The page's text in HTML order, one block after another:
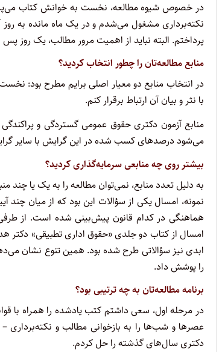
در خصوص شیوه مطالعه، نخست به خوانش کتاب
نکته‌برداری مشغول می‌شدم و در یک ماه مانده به روز
پرداختم. البته نباید از اهمیت مرور مطالب، یک روز
منابع مطالعه‌تان را چطور انتخاب کردید؟
در انتخاب منابع دو معیار اصلی برایم مطرح بود:
با نثر و بیان آن ارتباط برقرار کنم.
منابع آزمون دکتری حقوق عمومی گستردگی و پراکندگی
می‌شود درصدهای کسب شده در این گرایش با سایر
بیشتر روی چه منابعی سرمایه‌گذاری کردید؟
به دلیل تعدد منابع، نمی‌توان مطالعه را به یک یا
نمونه، امسال یکی از سؤالات این بود که از میان
هماهنگی در کدام قانون پیش‌بینی شده است. از
امسال از کتاب دو جلدی «حقوق اداری تطبیقی» دکتر
ابدی نیز سؤالاتی طرح شده بود. همین تنوع نشان
را پوشش داد.
برنامه مطالعه‌تان به چه ترتیبی بود؟
در مرحله اول، سعی داشتم کتب یادشده را همراه با
عصرها و شب‌ها را به بازخوانی مطالب و
دکتری سال‌های گذشته را حل کردم.